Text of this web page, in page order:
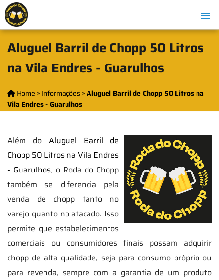
Aluguel Barril de Chopp 50 Litros
na Vila Endres - Guarulhos
Home » Informações»Aluguel Barril de Chopp 50 Litros na
Vila Endres - Guarulhos
Além do Aluguel Barril de
Chopp 50 Litros na Vila Endres
- Guarulhos, o Roda do Chopp
também se diferencia pela
venda de chopp tanto no
varejo quanto no atacado. Isso
permite que estabelecimentos
comerciais ou consumidores finais possam adquirir
chopp de alta qualidade, seja para consumo próprio ou
para revenda, sempre com a garantia de um produto